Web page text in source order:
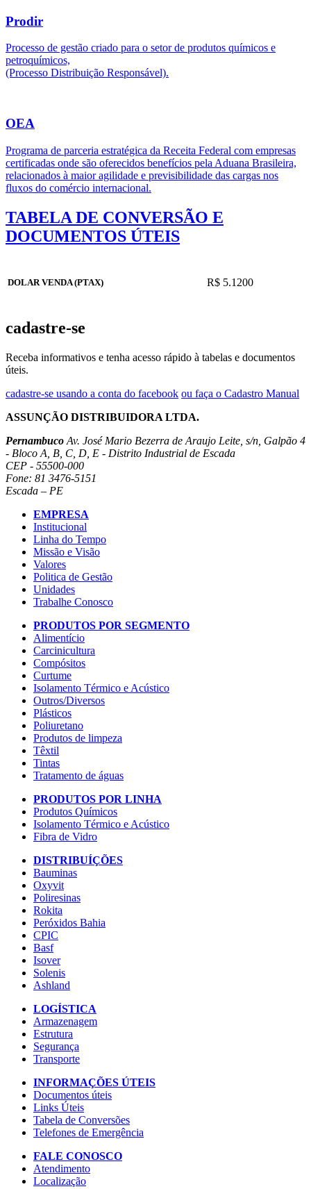
Prodir
Processo de gestão criado para o setor de produtos químicos e
petroquímicos,
(Processo Distribuição Responsável).
OEA
Programa de parceria estratégica da Receita Federal com empresas
certificadas onde são oferecidos benefícios pela Aduana Brasileira,
relacionados à maior agilidade e previsibilidade das cargas nos
fluxos do comércio internacional.
TABELA DE CONVERSÃO E
DOCUMENTOS ÚTEIS
DOLAR VENDA (PTAX) R$ 5.1200
cadastre-se
Receba informativos e tenha acesso rápido à tabelas e documentos
úteis.
cadastre-se usando a conta do facebook ou faça o Cadastro Manual
ASSUNÇÃO DISTRIBUIDORA LTDA.
Pernambuco Av. José Mario Bezerra de Araujo Leite, s/n, Galpão 4
- Bloco A, B, C, D, E - Distrito Industrial de Escada
CEP - 55500-000
Fone: 81 3476-5151
Escada – PE
EMPRESA
Institucional
Linha do Tempo
Missão e Visão
Valores
Politica de Gestão
Unidades
Trabalhe Conosco
PRODUTOS POR SEGMENTO
Alimentício
Carcinicultura
Compósitos
Curtume
Isolamento Térmico e Acústico
Outros/Diversos
Plásticos
Poliuretano
Produtos de limpeza
Têxtil
Tintas
Tratamento de águas
PRODUTOS POR LINHA
Produtos Químicos
Isolamento Térmico e Acústico
Fibra de Vidro
DISTRIBUÍÇÕES
Bauminas
Oxyvit
Poliresinas
Rokita
Peróxidos Bahia
CPIC
Basf
Isover
Solenis
Ashland
LOGÍSTICA
Armazenagem
Estrutura
Segurança
Transporte
INFORMAÇÕES ÚTEIS
Documentos úteis
Links Úteis
Tabela de Conversões
Telefones de Emergência
FALE CONOSCO
Atendimento
Localização